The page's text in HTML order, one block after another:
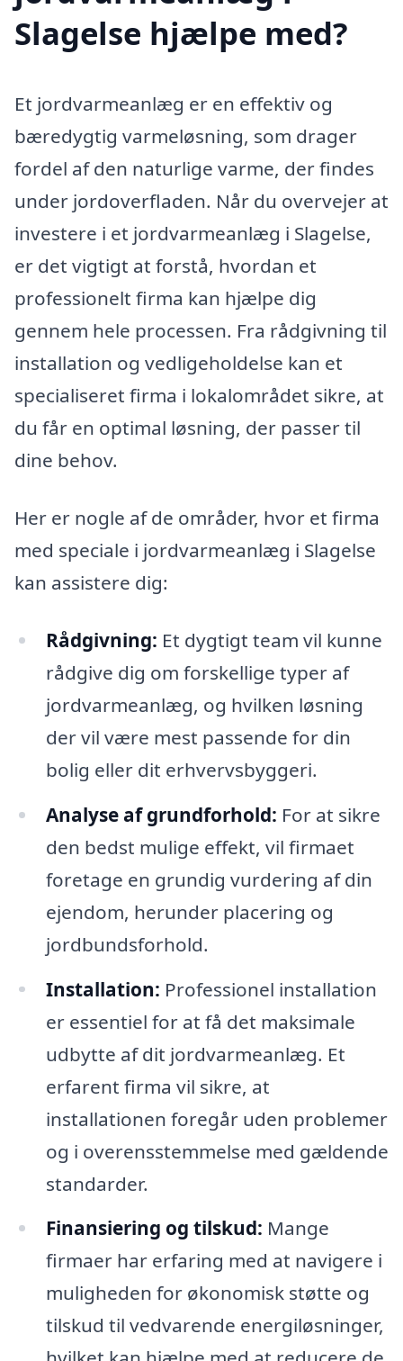
Slagelse hjælpe med?
Et jordvarmeanlæg er en effektiv og
bæredygtig varmeløsning, som drager
fordel af den naturlige varme, der findes
under jordoverfladen. Når du overvejer at
investere i et jordvarmeanlæg i Slagelse,
er det vigtigt at forstå, hvordan et
professionelt firma kan hjælpe dig
gennem hele processen. Fra rådgivning til
installation og vedligeholdelse kan et
specialiseret firma i lokalområdet sikre, at
du får en optimal løsning, der passer til
dine behov.
Her er nogle af de områder, hvor et firma
med speciale i jordvarmeanlæg i Slagelse
kan assistere dig:
Rådgivning: Et dygtigt team vil kunne
rådgive dig om forskellige typer af
jordvarmeanlæg, og hvilken løsning
der vil være mest passende for din
bolig eller dit erhvervsbyggeri.
Analyse af grundforhold: For at sikre
den bedst mulige effekt, vil firmaet
foretage en grundig vurdering af din
ejendom, herunder placering og
jordbundsforhold.
Installation: Professionel installation
er essentiel for at få det maksimale
udbytte af dit jordvarmeanlæg. Et
erfarent firma vil sikre, at
installationen foregår uden problemer
og i overensstemmelse med gældende
standarder.
Finansiering og tilskud: Mange
firmaer har erfaring med at navigere i
muligheden for økonomisk støtte og
tilskud til vedvarende energiløsninger,